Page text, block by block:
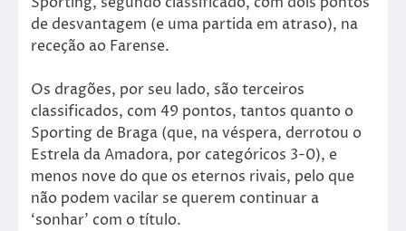
de desvantagem (e uma partida em atraso), na
receção ao Farense.
Os dragões, por seu lado, são terceiros
classificados, com 49 pontos, tantos quanto o
Sporting de Braga (que, na véspera, derrotou o
Estrela da Amadora, por categóricos 3-0), e
menos nove do que os eternos rivais, pelo que
não podem vacilar se querem continuar a
‘sonhar’ com o título.